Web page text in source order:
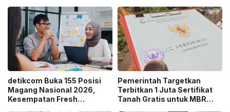
detikcom Buka 155 Posisi
Magang Nasional 2026,
Kesempatan Fresh
Pemerintah Targetkan
Terbitkan 1 Juta Sertifikat
Tanah Gratis untuk MBR